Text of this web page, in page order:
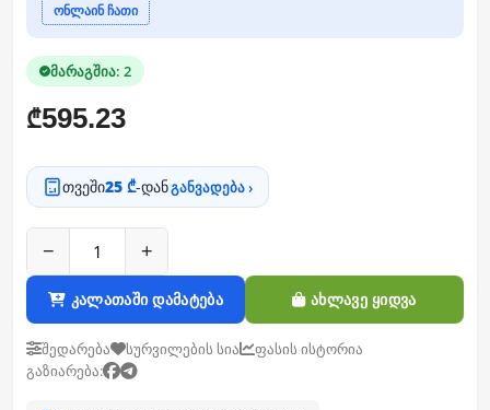
ონლაინ ჩათი
მარაგშია: 2
₾595.23
თვეში25 ₾-დანგანვადება ›
− +
კალათაში დამატება ახლავე ყიდვა
შედარება სურვილების სია
ფასის ისტორია
გაზიარება: